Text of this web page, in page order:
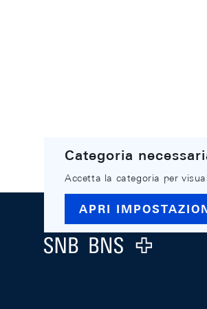
Categoria
Accetta la categoria per
APRI
Footer
Logo